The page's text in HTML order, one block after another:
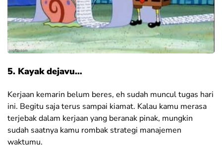
5. Kayak dejavu…
Kerjaan kemarin belum beres, eh sudah muncul tugas hari
ini. Begitu saja terus sampai kiamat. Kalau kamu merasa
terjebak dalam kerjaan yang beranak pinak, mungkin
sudah saatnya kamu rombak strategi manajemen
waktumu.